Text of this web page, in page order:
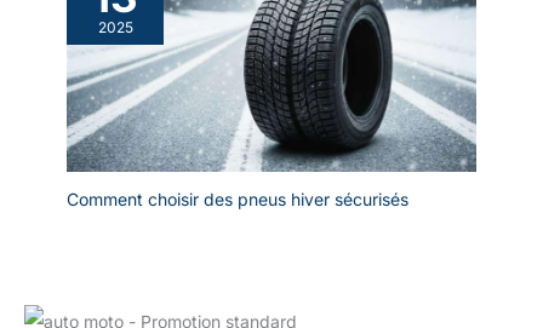
2025
Comment choisir des pneus hiver sécurisés